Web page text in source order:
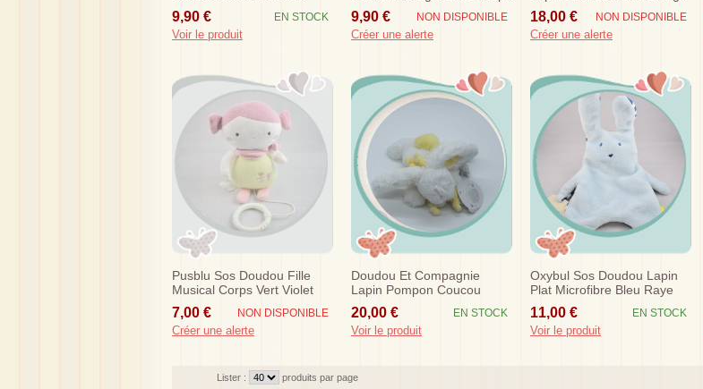
Tachete Marron Bleu
9,90 € EN STOCK
Voir le produit
9,90 € NON DISPONIBLE
Créer une alerte
Blanc Taupe
18,00 € NON DISPONIBLE
Créer une alerte
Pusblu Sos Doudou Fille
Musical Corps Vert Violet
Fleurs
7,00 € NON DISPONIBLE
Créer une alerte
Doudou Et Compagnie
Lapin Pompon Coucou
Jaune Tendre Allonge Blanc
Dc2822
20,00 € EN STOCK
Voir le produit
Oxybul Sos Doudou Lapin
Plat Microfibre Bleu Raye
Dentition
11,00 € EN STOCK
Voir le produit
Lister : produits par page